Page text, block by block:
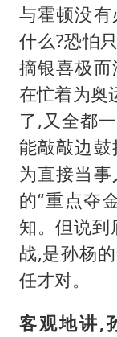
与霍顿没
什么?恐怕
摘银喜极
在忙着为奥
了,又全都
能敲敲边
为直接当
的“重点夺
知。但说
战,是孙杨
任才对。
客观地讲,